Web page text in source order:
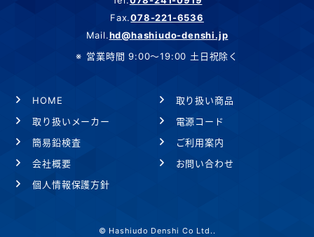
Fax.078-221-6536
Mail.hd@hashiudo-denshi.jp
営業時間 9:00～19:00 土日祝除く
HOME
取り扱い商品
取り扱いメーカー
電源コード
簡易鉛検査
ご利用案内
会社概要
お問い合わせ
個人情報保護方針
© Hashiudo Denshi Co Ltd..